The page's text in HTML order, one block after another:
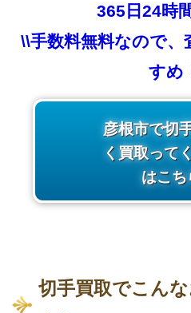
365日24時
\\手数料無料なので、
すめ
彦根市で切
く買取って
はこち
切手買取でこん